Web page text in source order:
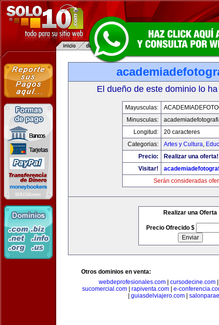
El dueño de este dominio lo
Mayusculas:
Minusculas:
Longitud:
20 caracteres
Categorias:
Artes y Cultura,
Precio:
Realizar una oferta!
Visitar!
Serán consideradas
Realizar una Oferta
Precio Ofrecido $
Otros dominios en venta:
webdeprofesionales.com| cursodecine.com
sucomercial.com
rapiventa.com
e-
guiasdelviajero.com|